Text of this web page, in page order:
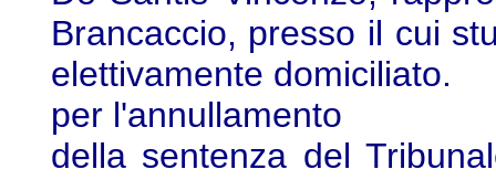
Brancaccio, presso il cui
elettivamente domiciliato.
per l'annullamento
della sentenza del